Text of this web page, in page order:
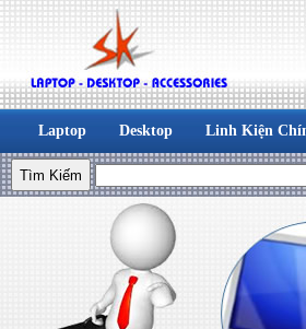
Laptop Desktop Linh Kiện